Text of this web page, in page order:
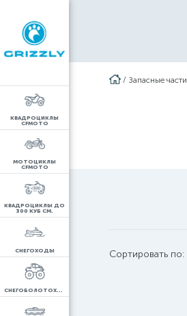
КВАДРОЦИКЛЫ
CFMOTO
МОТОЦИКЛЫ
CFMOTO
КВАДРОЦИКЛЫ ДО
300 КУБ СМ.
СНЕГОХОДЫ
СНЕГОБОЛОТОХОДЫ
/ Запасные части
Сортировать по: